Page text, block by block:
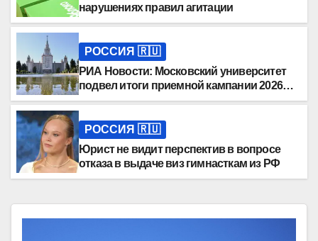
нарушениях правил агитации
РОССИЯ 🇷🇺
РИА Новости: Московский университет
подвел итоги приемной кампании 2026
года
РОССИЯ 🇷🇺
Юрист не видит перспектив в вопросе
отказа в выдаче виз гимнасткам из РФ